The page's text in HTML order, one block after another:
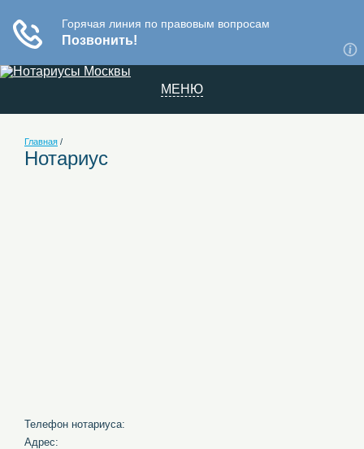
МЕНЮ
Главная /
Нотариус
Телефон нотариуса:
Адрес: